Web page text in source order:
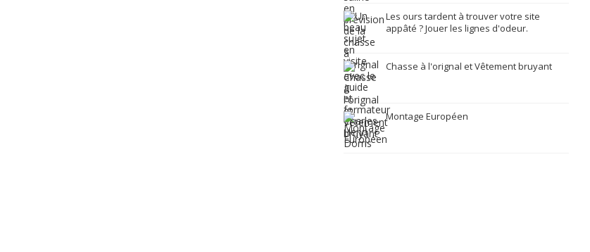
Les ours tardent à trouver votre site
appâté ? Jouer les lignes d'odeur.
Chasse à l'orignal et Vêtement bruyant
Montage Européen